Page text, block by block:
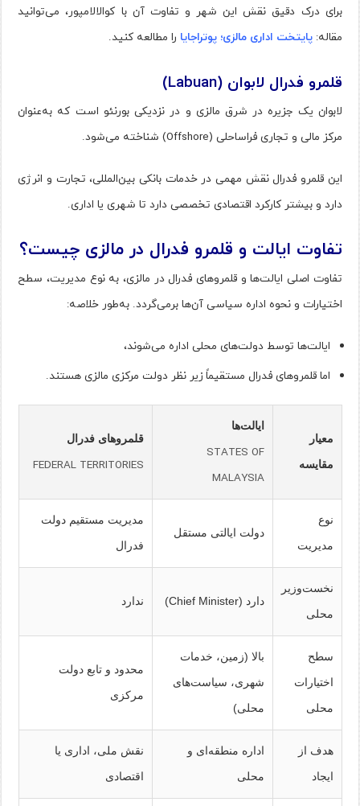
برای درک دقیق نقش این شهر و تفاوت آن با کوالالامپور، می‌توانید
مقاله: پایتخت اداری مالزی؛ پوتراجایا را مطالعه کنید.
قلمرو فدرال لابوان (Labuan)
لابوان یک جزیره در شرق مالزی و در نزدیکی بورنئو است که به‌عنوان
مرکز مالی و تجاری فراساحلی (Offshore) شناخته می‌شود.
این قلمرو فدرال نقش مهمی در خدمات بانکی بین‌المللی، تجارت و انرژی
دارد و بیشتر کارکرد اقتصادی تخصصی دارد تا شهری یا اداری.
تفاوت ایالت و قلمرو فدرال در مالزی چیست؟
تفاوت اصلی ایالت‌ها و قلمروهای فدرال در مالزی، به نوع مدیریت، سطح
اختیارات و نحوه اداره سیاسی آن‌ها برمی‌گردد. به‌طور خلاصه:
ایالت‌ها توسط دولت‌های محلی اداره می‌شوند،
اما قلمروهای فدرال مستقیماً زیر نظر دولت مرکزی مالزی هستند.
معیار
مقایسه
ایالت‌ها
STATES OF
MALAYSIA
قلمروهای فدرال
FEDERAL TERRITORIES
نوع
مدیریت
دولت ایالتی مستقل
مدیریت مستقیم دولت
فدرال
نخست‌وزیر
محلی
دارد (Chief Minister) ندارد
سطح
اختیارات
محلی
بالا (زمین، خدمات
شهری، سیاست‌های
محلی)
محدود و تابع دولت
مرکزی
هدف از
ایجاد
اداره منطقه‌ای و
محلی
نقش ملی، اداری یا
اقتصادی